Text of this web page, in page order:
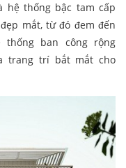
hệ thống bậc tam cấp
mắt, từ đó đem đến
ban công rộng
trang trí bắt mắt cho